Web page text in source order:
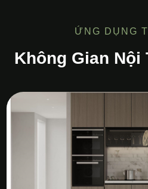
ỨNG DỤNG
Không Gian Nội